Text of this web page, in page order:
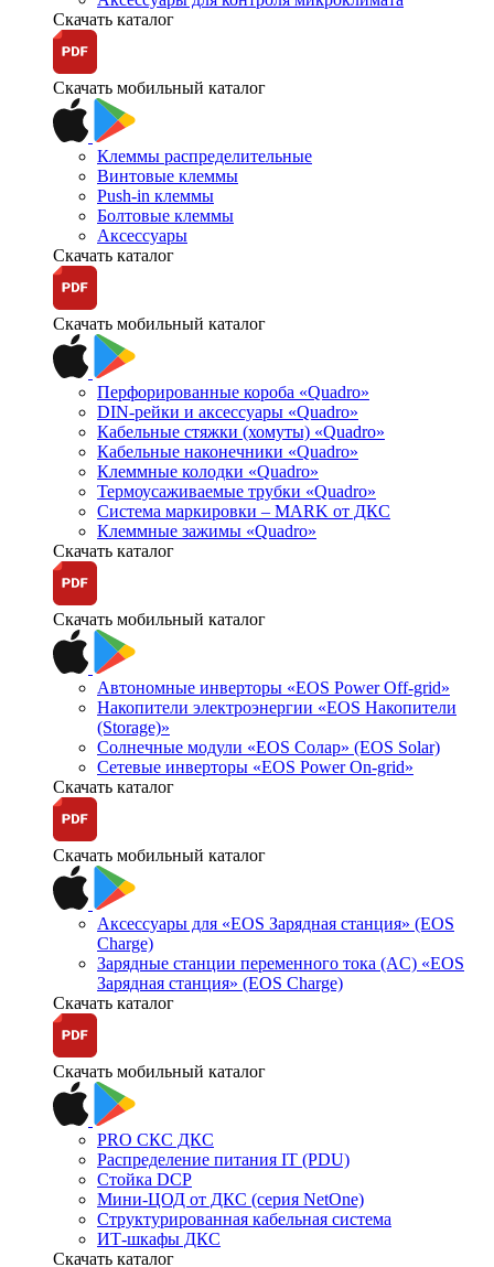
Скачать каталог
Скачать мобильный каталог
Клеммы распределительные
Винтовые клеммы
Push-in клеммы
Болтовые клеммы
Аксессуары
Скачать каталог
Скачать мобильный каталог
Перфорированные короба «Quadro»
DIN-рейки и аксессуары «Quadro»
Кабельные стяжки (хомуты) «Quadro»
Кабельные наконечники «Quadro»
Клеммные колодки «Quadro»
Термоусаживаемые трубки «Quadro»
Система маркировки – MARK от ДКС
Клеммные зажимы «Quadro»
Скачать каталог
Скачать мобильный каталог
Автономные инверторы «EOS Power Off-grid»
Накопители электроэнергии «EOS Накопители
(Storage)»
Солнечные модули «EOS Солар» (EOS Solar)
Сетевые инверторы «EOS Power On-grid»
Скачать каталог
Скачать мобильный каталог
Аксессуары для «EOS Зарядная станция» (EOS
Charge)
Зарядные станции переменного тока (AC) «EOS
Зарядная станция» (EOS Charge)
Скачать каталог
Скачать мобильный каталог
PRO СКС ДКС
Распределение питания IT (PDU)
Стойка DCP
Мини-ЦОД от ДКС (серия NetOne)
Структурированная кабельная система
ИТ-шкафы ДКС
Скачать каталог